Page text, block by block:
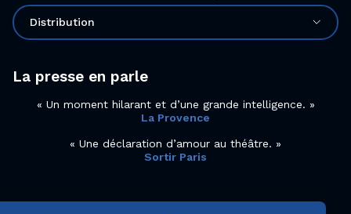
Distribution
La presse en parle
Un moment hilarant et d’une grande intelligence.
La Provence
Une déclaration d’amour au théâtre.
Sortir Paris